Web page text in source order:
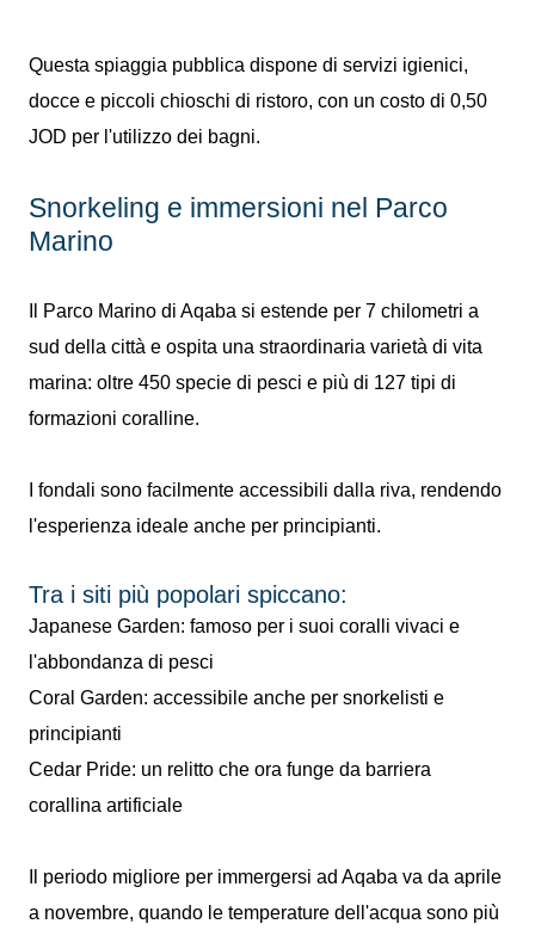
Questa spiaggia pubblica dispone di servizi igienici,
docce e piccoli chioschi di ristoro, con un costo di 0,50
JOD per l'utilizzo dei bagni.
Snorkeling e immersioni nel Parco
Marino
Il Parco Marino di Aqaba si estende per 7 chilometri a
sud della città e ospita una straordinaria varietà di vita
marina: oltre 450 specie di pesci e più di 127 tipi di
formazioni coralline.
I fondali sono facilmente accessibili dalla riva, rendendo
l'esperienza ideale anche per principianti.
Tra i siti più popolari spiccano:
Japanese Garden: famoso per i suoi coralli vivaci e
l'abbondanza di pesci
Coral Garden: accessibile anche per snorkelisti e
principianti
Cedar Pride: un relitto che ora funge da barriera
corallina artificiale
Il periodo migliore per immergersi ad Aqaba va da aprile
a novembre, quando le temperature dell'acqua sono più